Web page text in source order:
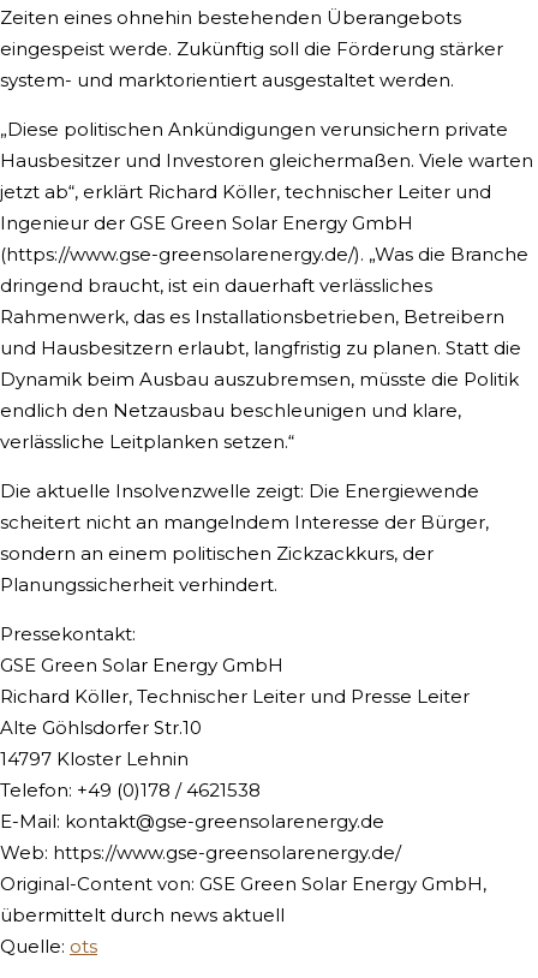
Zeiten eines ohnehin bestehenden Überangebots
eingespeist werde. Zukünftig soll die Förderung stärker
system- und marktorientiert ausgestaltet werden.
„Diese politischen Ankündigungen verunsichern private
Hausbesitzer und Investoren gleichermaßen. Viele warten
jetzt ab“, erklärt Richard Köller, technischer Leiter und
Ingenieur der GSE Green Solar Energy GmbH
(https://www.gse-greensolarenergy.de/). „Was die Branche
dringend braucht, ist ein dauerhaft verlässliches
Rahmenwerk, das es Installationsbetrieben, Betreibern
und Hausbesitzern erlaubt, langfristig zu planen. Statt die
Dynamik beim Ausbau auszubremsen, müsste die Politik
endlich den Netzausbau beschleunigen und klare,
verlässliche Leitplanken setzen.“
Die aktuelle Insolvenzwelle zeigt: Die Energiewende
scheitert nicht an mangelndem Interesse der Bürger,
sondern an einem politischen Zickzackkurs, der
Planungssicherheit verhindert.
Pressekontakt:
GSE Green Solar Energy GmbH
Richard Köller, Technischer Leiter und Presse Leiter
Alte Göhlsdorfer Str.10
14797 Kloster Lehnin
Telefon: +49 (0)178 / 4621538
E-Mail: kontakt@gse-greensolarenergy.de
Web: https://www.gse-greensolarenergy.de/
Original-Content von: GSE Green Solar Energy GmbH,
übermittelt durch news aktuell
Quelle: ots